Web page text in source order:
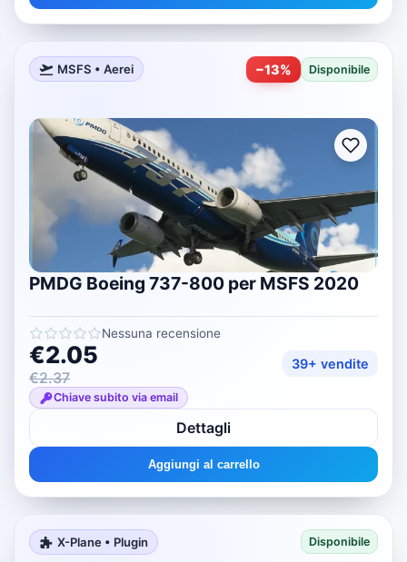
MSFS • Aerei −13% Disponibile
PMDG Boeing 737-800 per MSFS 2020
Nessuna recensione
€2.05
€2.37
39+ vendite
Chiave subito via email
Dettagli
Aggiungi al carrello
X-Plane • Plugin Disponibile